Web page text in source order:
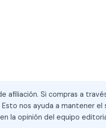
afiliación. Si compras a
nos ayuda a mantener el
la opinión del equipo